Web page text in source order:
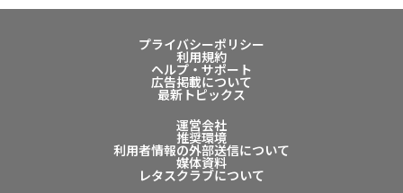
プライバシーポリシー
利用規約
ヘルプ・サポート
広告掲載について
最新トピックス
運営会社
推奨環境
利用者情報の外部送信について
媒体資料
レタスクラブについて